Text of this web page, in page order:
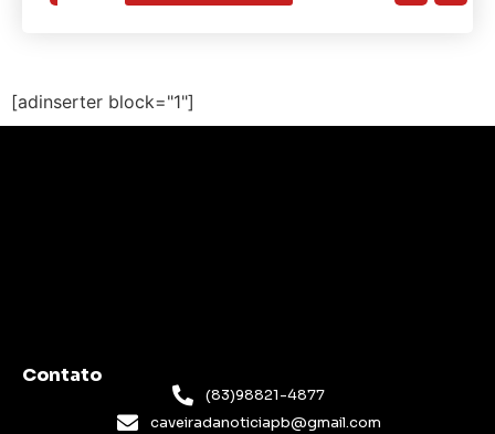
[adinserter block="1"]
Contato
(83)98821-4877
caveiradanoticiapb@gmail.com